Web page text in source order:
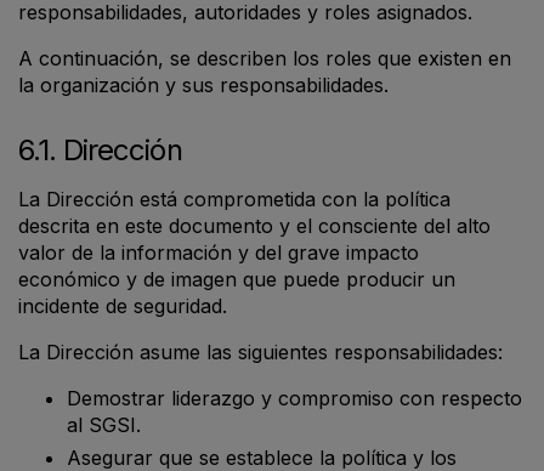
responsabilidades, autoridades y roles asignados.
A continuación, se describen los roles que existen en
la organización y sus responsabilidades.
6.1. Dirección
La Dirección está comprometida con la política
descrita en este documento y el consciente del alto
valor de la información y del grave impacto
económico y de imagen que puede producir un
incidente de seguridad.
La Dirección asume las siguientes responsabilidades:
Demostrar liderazgo y compromiso con respecto
al SGSI.
Asegurar que se establece la política y los